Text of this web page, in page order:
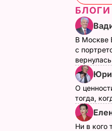
БЛОГИ
В Москве
с
О
тогда,
Ни в кого